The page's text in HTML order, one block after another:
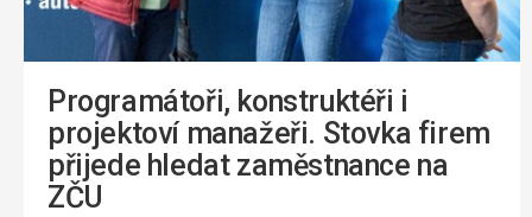
Programátoři, konstruktéři i
projektoví manažeři. Stovka firem
přijede hledat zaměstnance na
ZČU